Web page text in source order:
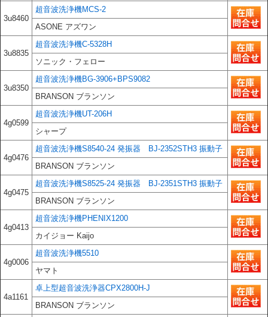
3u8460
超音波洗浄機MCS-2
ASONE アズワン
3u8835
超音波洗浄機C-5328H
ソニック・フェロー
3u8350
超音波洗浄機BG-3906+BPS9082
BRANSON ブランソン
4g0599
超音波洗浄機UT-206H
シャープ
4g0476
超音波洗浄機S8540-24 発振器 BJ-2352STH3 振動子
BRANSON ブランソン
4g0475
超音波洗浄機S8525-24 発振器 BJ-2351STH3 振動子
BRANSON ブランソン
4g0413
超音波洗浄機PHENIX1200
カイジョー Kaijo
4g0006
超音波洗浄機5510
ヤマト
4a1161
卓上型超音波洗浄器CPX2800H-J
BRANSON ブランソン